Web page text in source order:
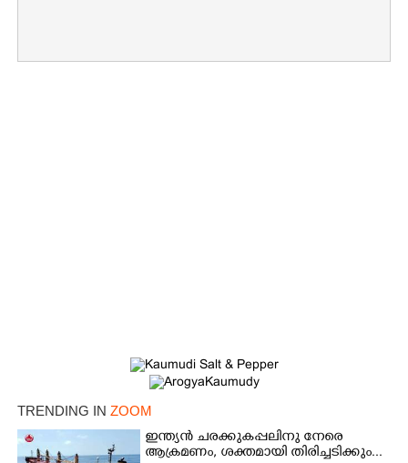
TRENDING IN ZOOM
ഇന്ത്യൻ ചരക്കുകപ്പലിനു നേരെ
ആക്രമണം, ശക്തമായി തിരിച്ചടിക്കും...